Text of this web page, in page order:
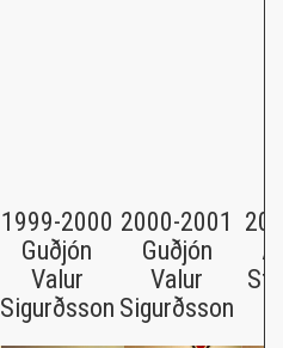
1999-2000
Guðjón
Valur
Sigurðsson
2000-2001
Guðjón
Valur
Sigurðsson